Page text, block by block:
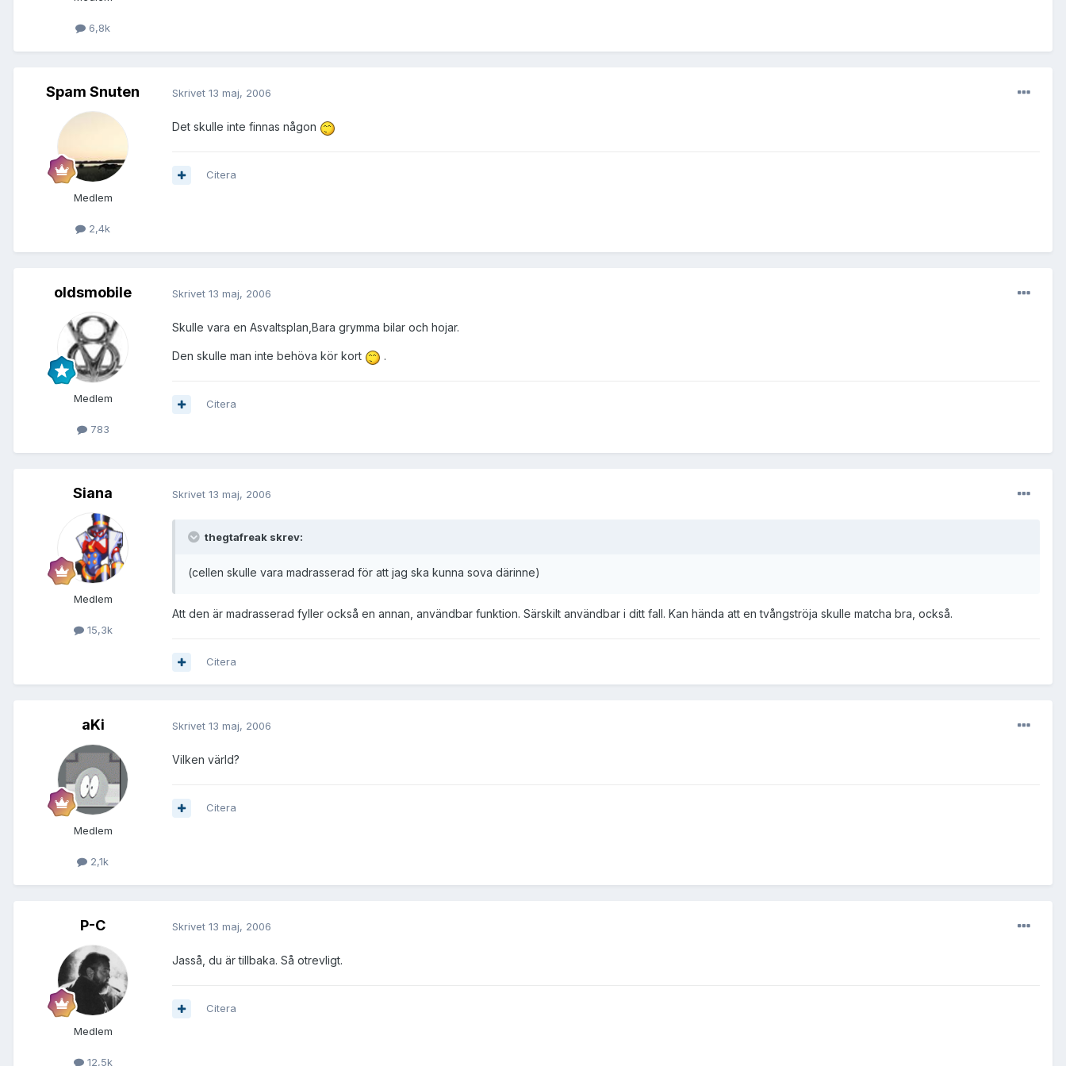
6,8k
Spam Snuten
Medlem
2,4k
Skrivet 13 maj, 2006
Det skulle inte finnas någon
Citera
oldsmobile
Medlem
783
Skrivet 13 maj, 2006
Skulle vara en Asvaltsplan,Bara grymma bilar och hojar.
Den skulle man inte behöva kör kort .
Citera
Siana
Medlem
15,3k
Skrivet 13 maj, 2006
thegtafreak skrev:
(cellen skulle vara madrasserad för att jag ska kunna sova därinne)
Att den är madrasserad fyller också en annan, användbar funktion. Särskilt användbar i ditt fall. Kan hända att en tvångströja skulle matcha bra, också.
Citera
aKi
Medlem
2,1k
Skrivet 13 maj, 2006
Vilken värld?
Citera
P-C
Medlem
12,5k
Skrivet 13 maj, 2006
Jasså, du är tillbaka. Så otrevligt.
Citera